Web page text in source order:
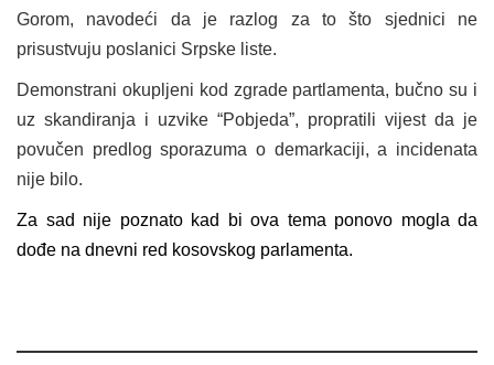
Gorom, navodeći da je razlog za to što sjednici ne
prisustvuju poslanici Srpske liste.
Demonstrani okupljeni kod zgrade partlamenta, bučno su i
uz skandiranja i uzvike “Pobjeda”, propratili vijest da je
povučen predlog sporazuma o demarkaciji, a incidenata
nije bilo.
Za sad nije poznato kad bi ova tema ponovo mogla da
dođe na dnevni red kosovskog parlamenta.